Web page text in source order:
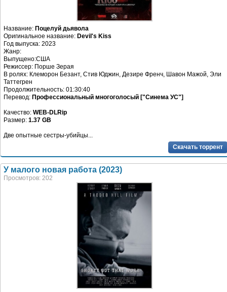
Название: Поцелуй дьявола
Оригинальное название: Devil's Kiss
Год выпуска: 2023
Жанр:
Выпущено:США
Режиссер: Порше Зерая
В ролях: Клеморон Безант, Стив Юджин, Дезире Френч, Шавон Мажой, Эли
Таттегрен
Продолжительность: 01:30:40
Перевод: Профессиональный многоголосый ["Синема УС"]
Качество: WEB-DLRip
Размер: 1.37 GB
Две опытные сестры-убийцы...
Скачать торрент
У малого новая работа (2023)
Просмотров: 202